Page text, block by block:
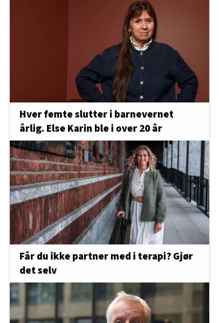
Hver femte slutter i barnevernet
årlig. Else Karin ble i over 20 år
Får du ikke partner med i terapi? Gjør
det selv